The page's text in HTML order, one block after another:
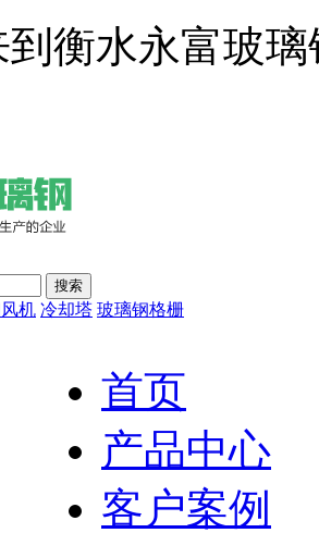
到衡水永富玻
机 冷却塔 玻璃钢格栅
首页
产品中心
客户案例